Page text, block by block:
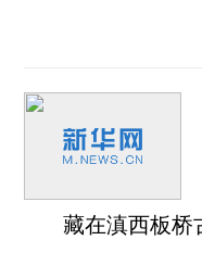
藏在滇西板桥